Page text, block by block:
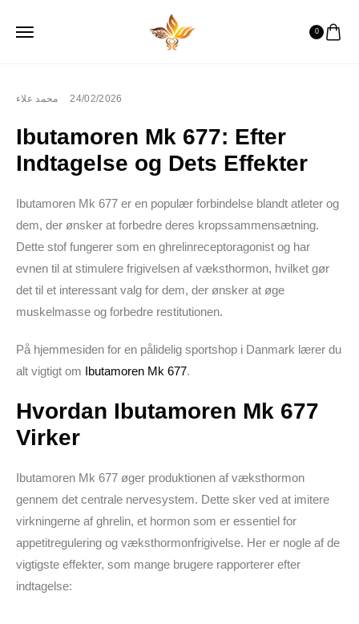
0
محمد علاء 24/02/2026
Ibutamoren Mk 677: Efter
Indtagelse og Dets Effekter
Ibutamoren Mk 677 er en populær forbindelse blandt atleter og
dem, der ønsker at forbedre deres kropssammensætning.
Dette stof fungerer som en ghrelinreceptoragonist og har
evnen til at stimulere frigivelsen af væksthormon, hvilket gør
det til et interessant valg for dem, der ønsker at øge
muskelmasse og forbedre restitutionen.
På hjemmesiden for en pålidelig sportshop i Danmark lærer du
alt vigtigt om Ibutamoren Mk 677.
Hvordan Ibutamoren Mk 677
Virker
Ibutamoren Mk 677 øger produktionen af væksthormon
gennem det centrale nervesystem. Dette sker ved at imitere
virkningerne af ghrelin, et hormon som er essentiel for
appetitregulering og væksthormonfrigivelse. Her er nogle af de
vigtigste effekter, som mange brugere rapporterer efter
indtagelse: